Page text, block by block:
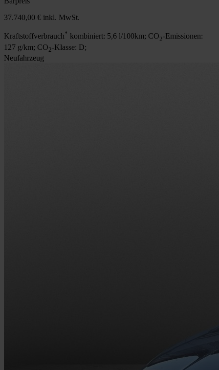
37.740,00 € inkl. MwSt.
Kraftstoffverbrauch* kombiniert: 5,6 l/100km; CO2-Emissionen:
127 g/km; CO2-Klasse: D;
Neufahrzeug